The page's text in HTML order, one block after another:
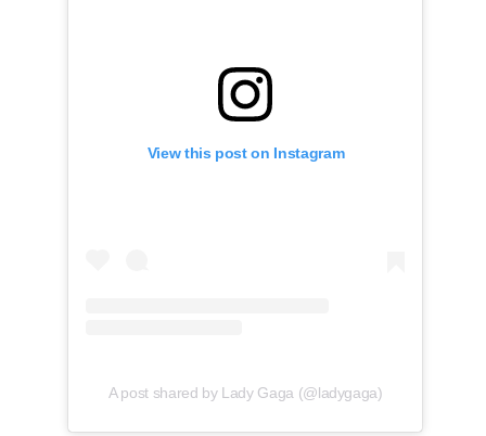
View this post on Instagram
A post shared by Lady Gaga (@ladygaga)